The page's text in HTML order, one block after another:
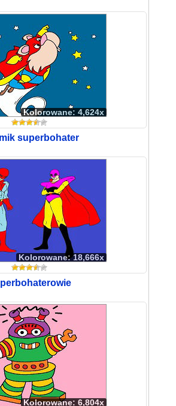
Kolorowane: 4,624x
superbohater
Kolorowane: 18,666x
Kolorowane: 6,804x